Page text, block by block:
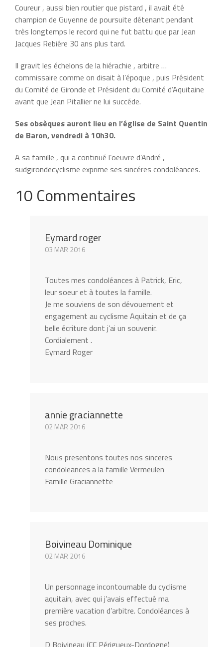
Coureur , aussi bien routier que pistard , il avait été
champion de Guyenne de poursuite détenant pendant
très longtemps le record qui ne fut battu que par Jean
Jacques Rebiére 30 ans plus tard.
Il gravit les échelons de la hiérachie , arbitre …
commissaire comme on disait à l’époque , puis Président
du Comité de Gironde et Président du Comité d’Aquitaine
avant que Jean Pitallier ne lui succéde.
Ses obsèques auront lieu en l’église de Saint Quentin
de Baron, vendredi à 10h30.
A sa famille , qui a continué l’oeuvre d’André ,
sudgirondecyclisme exprime ses sincéres condoléances.
10 Commentaires
Eymard roger
03 MAR 2016
Toutes mes condoléances à Patrick, Eric,
leur soeur et à toutes la famille.
Je me souviens de son dévouement et
engagement au cyclisme Aquitain et de ça
belle écriture dont j’ai un souvenir.
Cordialement .
Eymard Roger
annie graciannette
02 MAR 2016
Nous presentons toutes nos sinceres
condoleances a la famille Vermeulen
Famille Graciannette
Boivineau Dominique
02 MAR 2016
Un personnage incontournable du cyclisme
aquitain, avec qui j’avais effectué ma
première vacation d’arbitre. Condoléances à
ses proches.